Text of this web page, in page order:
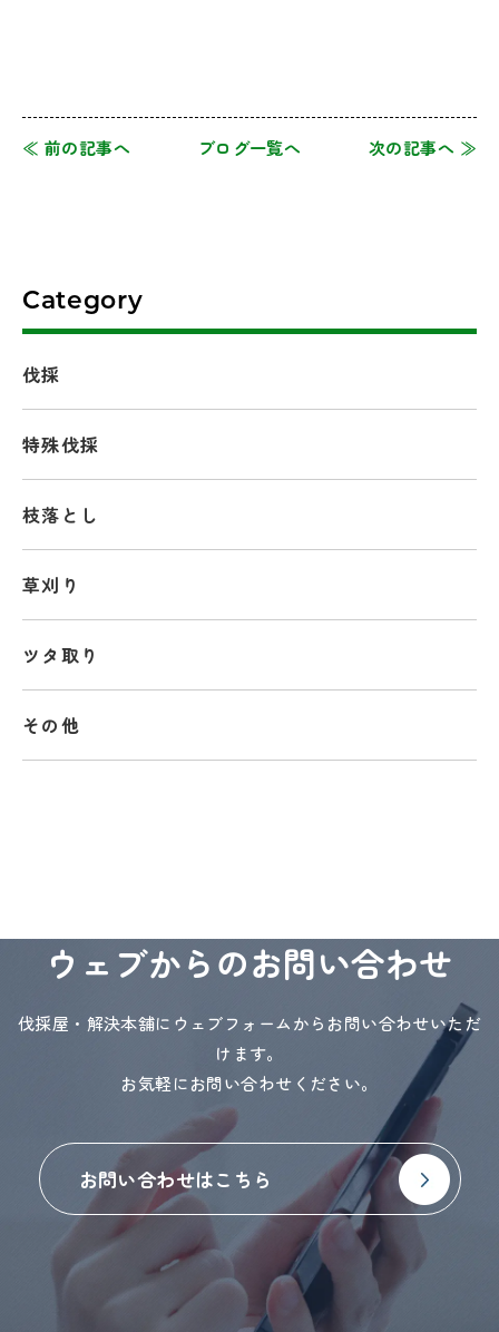
≪ 前の記事へ ブログ一覧へ 次の記事へ ≫
Category
伐採
特殊伐採
枝落とし
草刈り
ツタ取り
その他
ウェブからのお問い合わせ
伐採屋・解決本舗にウェブフォームからお問い合わせいただ
けます。
お気軽にお問い合わせください。
お問い合わせはこちら